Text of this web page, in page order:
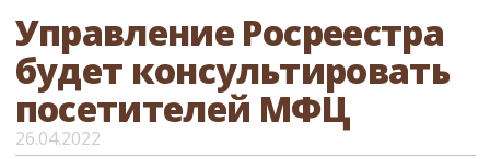
Управление Росреестра
будет консультировать
посетителей МФЦ
26.04.2022